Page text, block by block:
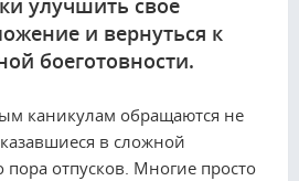
улучшить свое
и вернуться к
боеготовности.
каникулам обращаются не
в сложной
пора отпусков. Многие просто